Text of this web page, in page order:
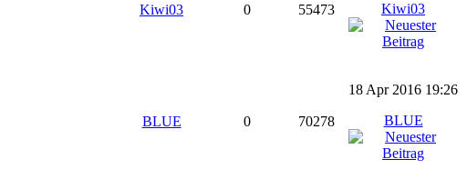
Kiwi03 0 55473
Kiwi03
BLUE 0 70278
18 Apr 2016 19:26
BLUE